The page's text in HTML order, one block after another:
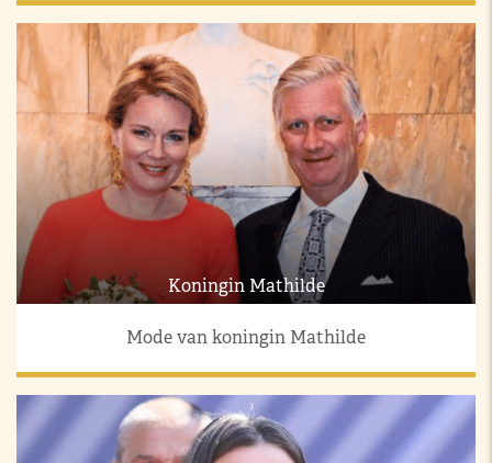
Koningin Mathilde
Mode van koningin Mathilde